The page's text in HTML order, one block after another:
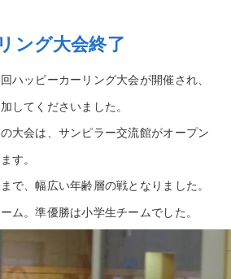
ング大会終了
ハッピーカーリング大会が開催され、
してくださいました。
大会は、サンピラー交流館がオープン
す。
で、幅広い年齢層の戦となりました。
ム。準優勝は小学生チームでした。